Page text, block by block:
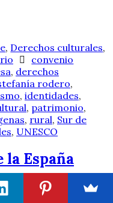
, Derechos culturales,
convenio
, derechos
rodero,
, identidades,
, patrimonio,
, rural, Sur de
, UNESCO
España